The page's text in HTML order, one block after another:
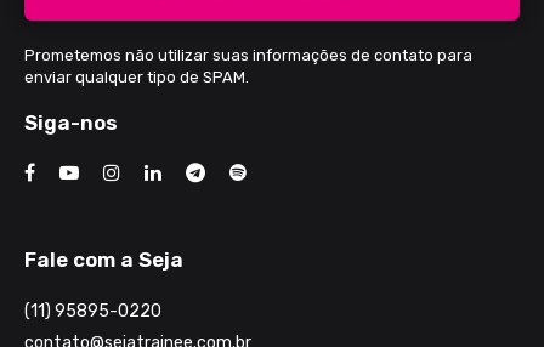
Prometemos não utilizar suas informações de contato para
enviar qualquer tipo de SPAM.
Siga-nos
Fale com a Seja
(11) 95895-0220